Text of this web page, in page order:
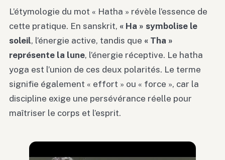
L’étymologie du mot « Hatha » révèle l’essence de
cette pratique. En sanskrit, « Ha » symbolise le
soleil, l’énergie active, tandis que « Tha »
représente la lune, l’énergie réceptive. Le hatha
yoga est l’union de ces deux polarités. Le terme
signifie également « effort » ou « force », car la
discipline exige une persévérance réelle pour
maîtriser le corps et l’esprit.